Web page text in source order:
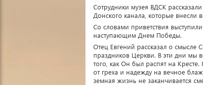
Сотрудники музея ВДСК
Донского канала, которые внесли
Со словами приветствия
наступающим Днем Победы.
Отец Евгений рассказал о смысле
праздников Церкви. В эти дни мы
того, как Он был распят на
от греха и надежду на вечное
земная жизнь не заканчивается